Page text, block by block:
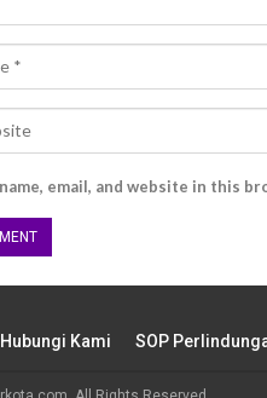
name, email, and website in this
Hubungi Kami SOP